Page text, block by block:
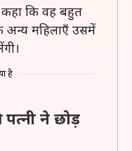
कि वह बहुत
अन्य महिलाएँ उसमें
है
ने छोड़